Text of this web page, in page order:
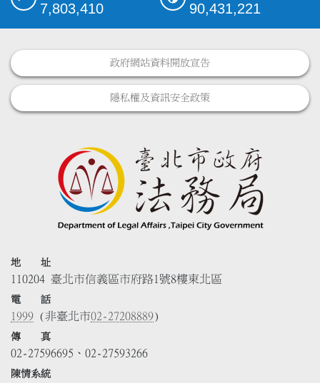
7,803,410 90,431,221
政府網站資料開放宣告
隱私權及資訊安全政策
地 址
110204 臺北市信義區市府路1號8樓東北區
電 話
1999 (非臺北市02-27208889)
傳 真
02-27596695、02-27593266
陳情系統